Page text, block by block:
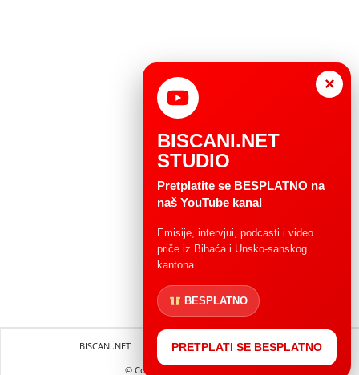
BISCANI.NET Impressum
Uvjeti korištenja
© Copryright 2004 - 2025.
×
BISCANI.NET
STUDIO
Pretplatite se BESPLATNO na
naš YouTube kanal
Emisije, intervjui, podcasti i video
priče iz Bihaća i Unsko-sanskog
kantona.
BESPLATNO
PRETPLATI SE BESPLATNO